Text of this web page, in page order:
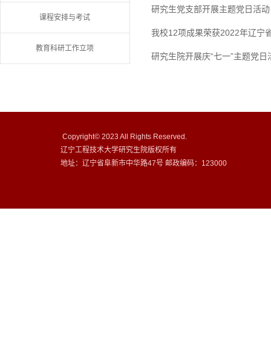
课程安排与考试
教育科研工作立项
研究生党支部开展主题党日活动
我校12项成果荣获2022年辽宁
研究生院开展庆“七一”主题党日
Copyright© 2023 All Rights Reserved.
辽宁工程技术大学研究生院版权所有
地址：辽宁省阜新市中华路47号 邮政编码：123000